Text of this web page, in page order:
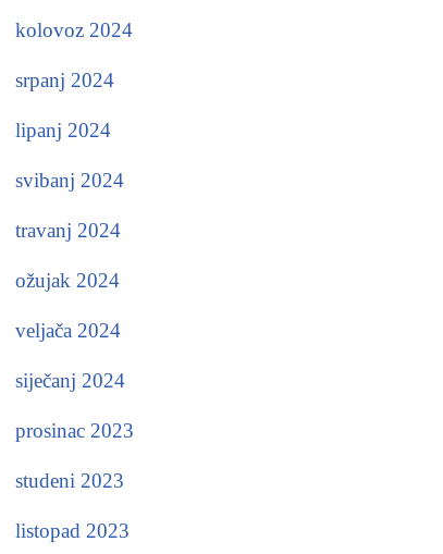
kolovoz 2024
srpanj 2024
lipanj 2024
svibanj 2024
travanj 2024
ožujak 2024
veljača 2024
siječanj 2024
prosinac 2023
studeni 2023
listopad 2023